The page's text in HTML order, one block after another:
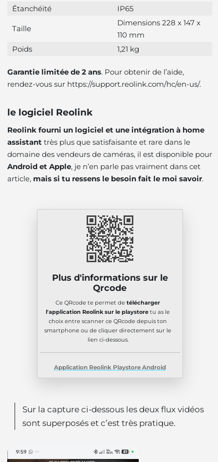
Étanchéité IP65
Taille
Dimensions 228 x 147 x
110 mm
Poids
1,21 kg
Garantie limitée de 2 ans. Pour obtenir de l’aide,
rendez-vous sur https://support.reolink.com/hc/en-us/.
le logiciel Reolink
Reolink fourni un logiciel et une intégration à home
assistant très plus que satisfaisante et rare dans le
domaine des vendeurs de caméras, il est disponible pour
Android et Apple, je n’en parle pas vraiment dans cet
article, mais si tu ressens le besoin fait le moi savoir.
Plus d'informations sur le
Qrcode
Ce QRcode te permet de télécharger
l'application Reolink sur le playstore tu as le
choix entre scanner ce QRcode depuis ton
smartphone ou de cliquer directement sur le
lien ci-dessous.
Application Reolink Playstore Android
Sur la capture ci-dessous les deux flux vidéos
sont superposés et c’est très pratique.